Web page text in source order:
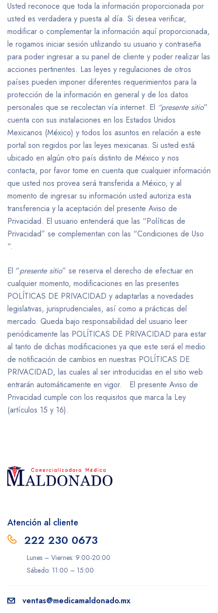
Usted reconoce que toda la información proporcionada por
usted es verdadera y puesta al día. Si desea verificar,
modificar o complementar la información aquí proporcionada,
le rogamos iniciar sesión utilizando su usuario y contraseña
para poder ingresar a su panel de cliente y poder realizar las
acciones pertinentes. Las leyes y regulaciones de otros
países pueden imponer diferentes requerimientos para la
protección de la información en general y de los datos
personales que se recolectan vía internet. El “presente sitio”
cuenta con sus instalaciones en los Estados Unidos
Mexicanos (México) y todos los asuntos en relación a este
portal son regidos por las leyes mexicanas. Si usted está
ubicado en algún otro país distinto de México y nos
contacta, por favor tome en cuenta que cualquier información
que usted nos provea será transferida a México, y al
momento de ingresar su información usted autoriza esta
transferencia y la aceptación del presente Aviso de
Privacidad. El usuario entenderá que las “Políticas de
Privacidad” se complementan con las “Condiciones de Uso
“.
El “presente sitio” se reserva el derecho de efectuar en
cualquier momento, modificaciones en las presentes
POLÍTICAS DE PRIVACIDAD y adaptarlas a novedades
legislativas, jurisprudenciales, así como a prácticas del
mercado. Queda bajo responsabilidad del usuario leer
periódicamente las POLÍTICAS DE PRIVACIDAD para estar
al tanto de dichas modificaciones ya que este será el medio
de notificación de cambios en nuestras POLÍTICAS DE
PRIVACIDAD, las cuales al ser introducidas en el sitio web
entrarán automáticamente en vigor. El presente Aviso de
Privacidad cumple con los requisitos que marca la Ley
(artículos 15 y 16).
Atención al cliente
222 230 0673
Lunes – Viernes: 9:00-20:00
Sábado: 11:00 – 15:00
ventas@medicamaldonado.mx